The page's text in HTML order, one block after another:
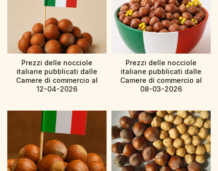
Prezzi delle nocciole
italiane pubblicati dalle
Camere di commercio al
12-04-2026
Prezzi delle nocciole
italiane pubblicati dalle
Camere di commercio al
08-03-2026